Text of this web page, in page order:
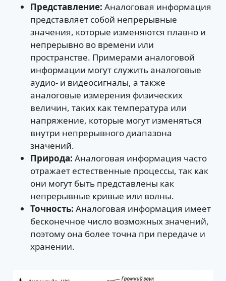
Представление: Аналоговая информация
представляет собой непрерывные
значения, которые изменяются плавно и
непрерывно во времени или
пространстве. Примерами аналоговой
информации могут служить аналоговые
аудио- и видеосигналы, а также
аналоговые измерения физических
величин, таких как температура или
напряжение, которые могут изменяться
внутри непрерывного диапазона
значений.
Природа: Аналоговая информация часто
отражает естественные процессы, так как
они могут быть представлены как
непрерывные кривые или волны.
Точность: Аналоговая информация имеет
бесконечное число возможных значений,
поэтому она более точна при передаче и
хранении.